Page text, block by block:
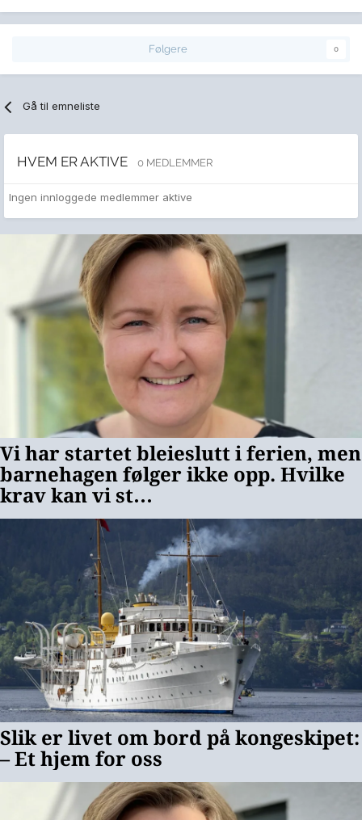
Følgere 0
Gå til emneliste
HVEM ER AKTIVE 0 MEDLEMMER
Ingen innloggede medlemmer aktive